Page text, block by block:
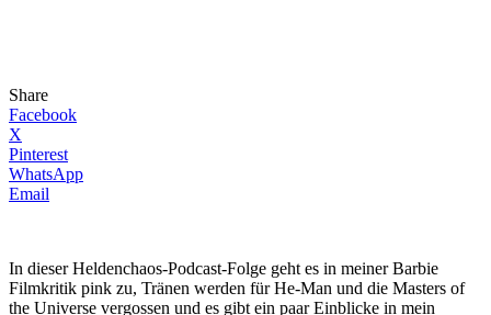
Share
Facebook
X
Pinterest
WhatsApp
Email
In dieser Heldenchaos-Podcast-Folge geht es in meiner Barbie
Filmkritik pink zu, Tränen werden für He-Man und die Masters of
the Universe vergossen und es gibt ein paar Einblicke in mein